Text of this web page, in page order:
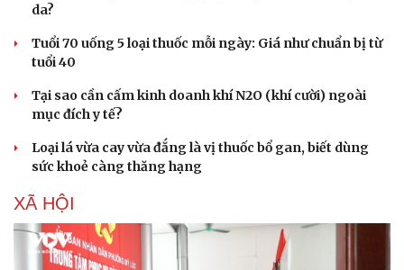
da?
Tuổi 70 uống 5 loại thuốc mỗi ngày: Giá như chuẩn bị từ
tuổi 40
Tại sao cần cấm kinh doanh khí N2O (khí cười) ngoài
mục đích y tế?
Loại lá vừa cay vừa đắng là vị thuốc bổ gan, biết dùng
sức khoẻ càng thăng hạng
XÃ HỘI